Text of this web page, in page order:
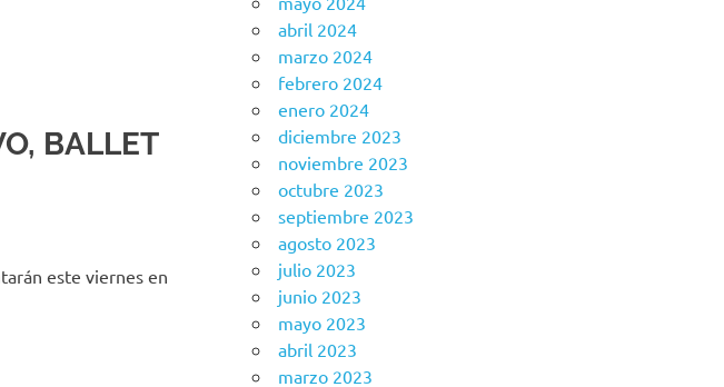
BALLET
este viernes en
abril 2024
marzo 2024
febrero 2024
enero 2024
diciembre 2023
noviembre 2023
octubre 2023
septiembre 2023
agosto 2023
julio 2023
junio 2023
mayo 2023
abril 2023
marzo 2023